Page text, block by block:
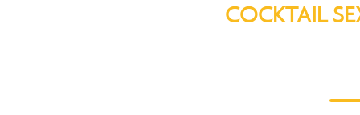
COCKTAIL